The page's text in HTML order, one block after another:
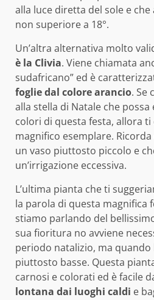
alla luce diretta del sole e
non superiore a 18°.
Un’altra alternativa molto
è la Clivia. Viene chiamata
sudafricano” ed è
foglie dal colore arancio. Se
alla stella di Natale che
colori di questa festa, allora
magnifico esemplare.
un vaso piuttosto piccolo e
un’irrigazione eccessiva.
L’ultima pianta che ti
la parola di questa magnifica
stiamo parlando del
sua fioritura no avviene
periodo natalizio, ma
piuttosto basse. Questa
carnosi e colorati ed è facile
lontana dai luoghi caldi e